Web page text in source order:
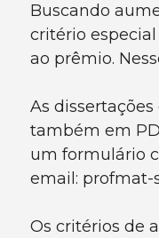
Buscando
critério
ao prêmio.
As
também em
um formulário
email: profmat-
Os critérios de